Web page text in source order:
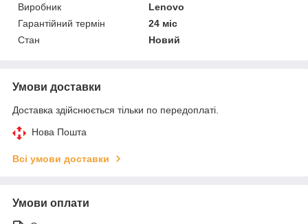
Виробник
Lenovo
Гарантійний термін
24 міс
Стан
Новий
Умови доставки
Доставка здійснюється тільки по передоплаті.
Нова Пошта
Всі умови доставки
Умови оплати